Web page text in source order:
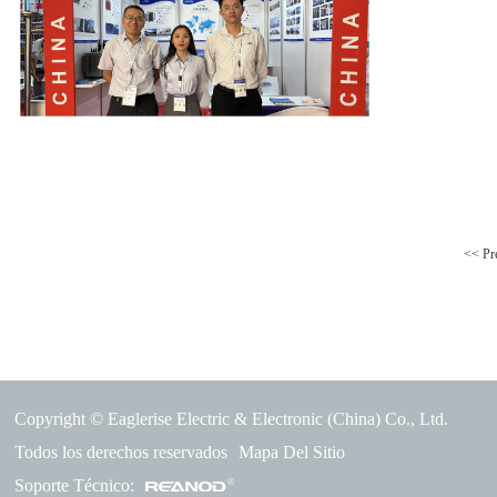
<<
Copyright © Eaglerise Electric & Electronic (China) Co., Ltd.
Todos los derechos reservados
Mapa Del Sitio
Soporte Técnico: